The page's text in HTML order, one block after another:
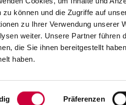
zu können und die Zugriffe auf
zu Ihrer Verwendung unserer
weiter. Unsere Partner führen
die Sie ihnen bereitgestellt
haben.
Präferenzen
Der
Kreisseniorenbeirat
Förderstiftung
Fördergesellschaft/Sportförderung
RSS-
16-18 · 25524 Itzehoe ·